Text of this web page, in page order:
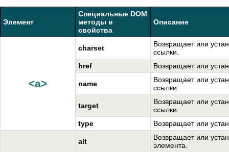
Элемент
Специальные DOM
методы и
свойства
Описание
<a>
charset
Возвращает или
ссылки.
href
Возвращает или
name
Возвращает или
ссылки.
target
Возвращает или
ссылки.
type
Возвращает или
alt
Возвращает или
элемента.